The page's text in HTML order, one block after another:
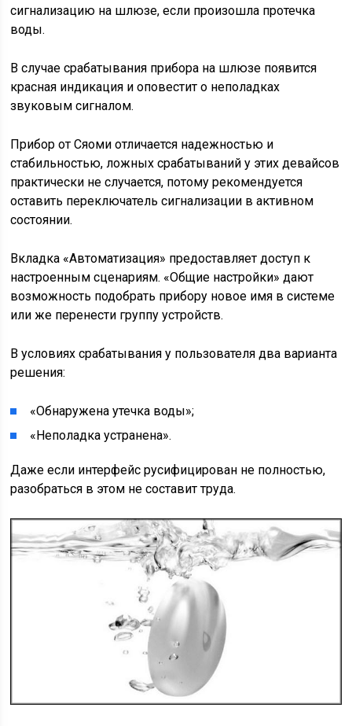
сигнализацию на шлюзе, если произошла протечка
воды.
В случае срабатывания прибора на шлюзе появится
красная индикация и оповестит о неполадках
звуковым сигналом.
Прибор от Сяоми отличается надежностью и
стабильностью, ложных срабатываний у этих девайсов
практически не случается, потому рекомендуется
оставить переключатель сигнализации в активном
состоянии.
Вкладка «Автоматизация» предоставляет доступ к
настроенным сценариям. «Общие настройки» дают
возможность подобрать прибору новое имя в системе
или же перенести группу устройств.
В условиях срабатывания у пользователя два варианта
решения:
«Обнаружена утечка воды»;
«Неполадка устранена».
Даже если интерфейс русифицирован не полностью,
разобраться в этом не составит труда.